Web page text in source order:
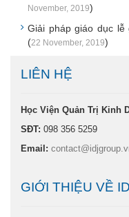
November, 2019)
Giải pháp giáo dục
(22 November, 2019)
LIÊN HỆ
Học Viện Quản Trị Kinh
SĐT: 098 356 5259
Email:
GIỚI THIỆU VỀ